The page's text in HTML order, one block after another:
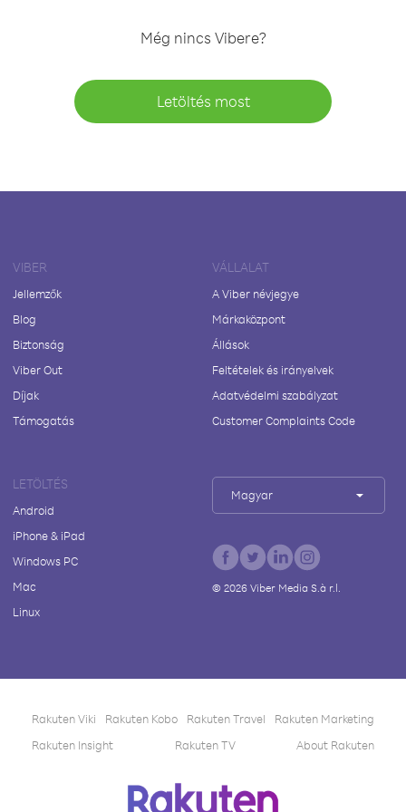
Még nincs Vibere?
Letöltés most
VIBER
Jellemzők
Blog
Biztonság
Viber Out
Díjak
Támogatás
VÁLLALAT
A Viber névjegye
Márkaközpont
Állások
Feltételek és irányelvek
Adatvédelmi szabályzat
Customer Complaints Code
LETÖLTÉS
Android
iPhone & iPad
Windows PC
Mac
Linux
Magyar
© 2026Viber Media S.à r.l.
Rakuten Viki Rakuten Kobo Rakuten Travel
Rakuten Marketing
Rakuten Insight
Rakuten TV About Rakuten